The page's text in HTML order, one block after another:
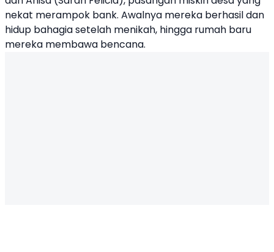
nekat merampok bank. Awalnya mereka berhasil dan
hidup bahagia setelah menikah, hingga rumah baru
mereka membawa bencana.